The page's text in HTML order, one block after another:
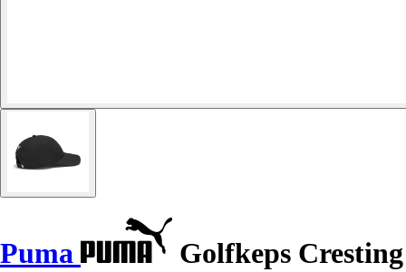
Puma Golfkeps Cresting